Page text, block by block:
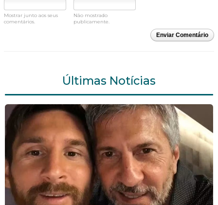
Mostrar junto aos seus
comentários.
Não mostrado
publicamente.
Enviar Comentário
Últimas Notícias